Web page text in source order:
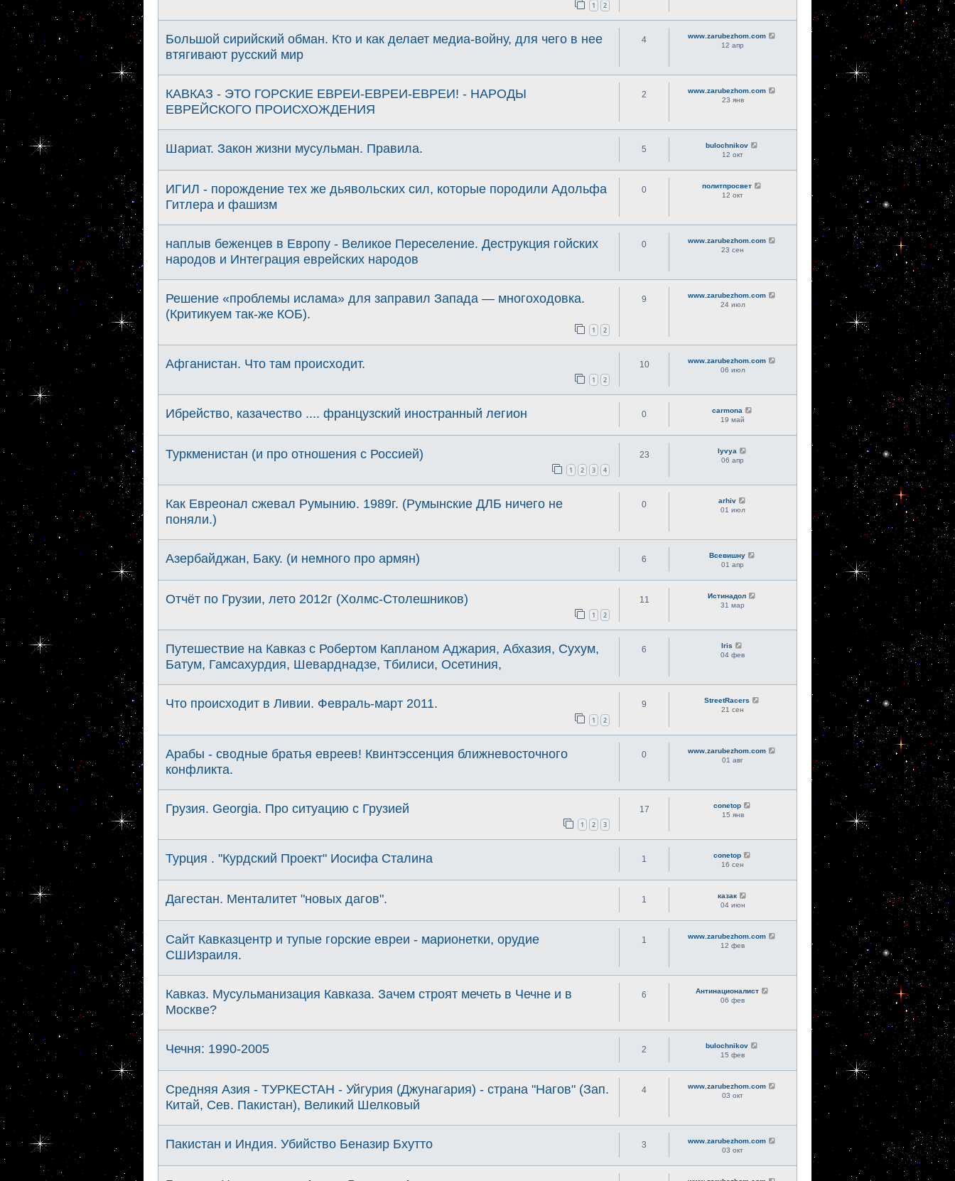
1 2
Большой сирийский обман. Кто и как делает медиа-войну, для чего в нее
втягивают русский мир
4
www.zarubezhom.com
12 апр
КАВКАЗ - ЭТО ГОРСКИЕ ЕВРЕИ-ЕВРЕИ-ЕВРЕИ! - НАРОДЫ
ЕВРЕЙСКОГО ПРОИСХОЖДЕНИЯ
2
www.zarubezhom.com
23 янв
Шариат. Закон жизни мусульман. Правила. 5
bulochnikov
12 окт
ИГИЛ - порождение тех же дьявольских сил, которые породили Адольфа
Гитлера и фашизм
0
политпросвет
12 окт
наплыв беженцев в Европу - Великое Переселение. Деструкция гойских
народов и Интеграция еврейских народов
0
www.zarubezhom.com
23 сен
Решение «проблемы ислама» для заправил Запада — многоходовка.
(Критикуем так-же КОБ).
1 2
9
www.zarubezhom.com
24 июл
Афганистан. Что там происходит.
1 2
10
www.zarubezhom.com
06 июл
Ибрейство, казачество .... французский иностранный легион 0
carmona
19 май
Туркменистан (и про отношения с Россией)
1 2 3 4
23
lyvya
06 апр
Как Евреонал сжевал Румынию. 1989г. (Румынские ДЛБ ничего не
поняли.)
0
arhiv
01 июл
Азербайджан, Баку. (и немного про армян) 6
Всевишну
01 апр
Отчёт по Грузии, лето 2012г (Холмс-Столешников)
1 2
11
Истинадол
31 мар
Путешествие на Кавказ с Робертом Капланом Аджария, Абхазия, Сухум,
Батум, Гамсахурдия, Шеварднадзе, Тбилиси, Осетиния,
6
Iris
04 фев
Что происходит в Ливии. Февраль-март 2011.
1 2
9
StreetRacers
21 сен
Арабы - сводные братья евреев! Квинтэссенция ближневосточного
конфликта.
0
www.zarubezhom.com
01 авг
Грузия. Georgia. Про ситуацию с Грузией
1 2 3
17
conetop
15 янв
Турция . "Курдский Проект" Иосифа Сталина 1
conetop
16 сен
Дагестан. Менталитет "новых дагов". 1
казак
04 июн
Cайт Кавказцентр и тупые горские евреи - марионетки, орудие
СШИзраиля.
1
www.zarubezhom.com
12 фев
Кавказ. Мусульманизация Кавказа. Зачем строят мечеть в Чечне и в
Москве?
6
Антинационалист
06 фев
Чечня: 1990-2005 2
bulochnikov
15 фев
Средняя Азия - ТУРКЕСТАН - Уйгурия (Джунагария) - страна "Нагов" (Зап.
Китай, Сев. Пакистан), Великий Шелковый
4
www.zarubezhom.com
03 окт
Пакистан и Индия. Убийство Беназир Бхутто 3
www.zarubezhom.com
03 окт